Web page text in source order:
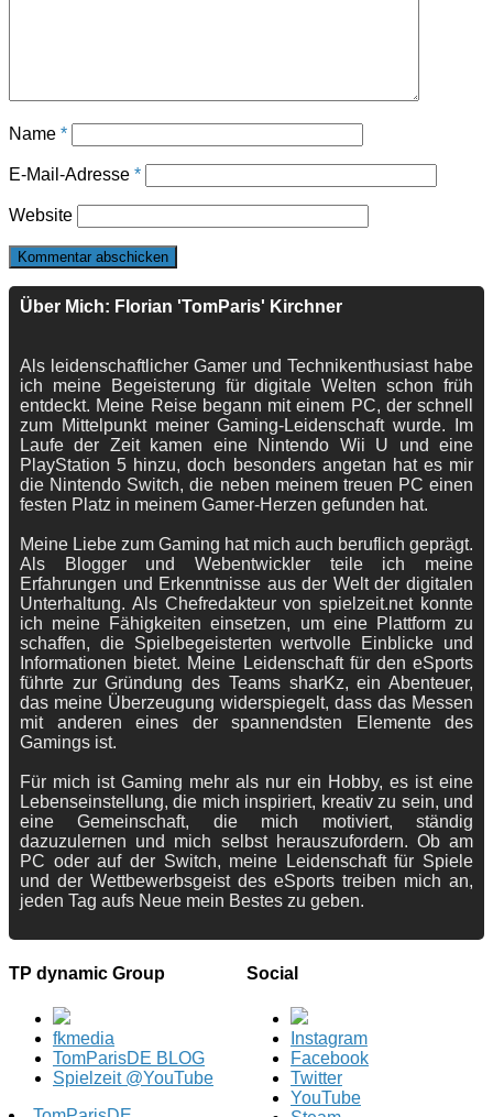
Name *
E-Mail-Adresse *
Website
Über Mich: Florian 'TomParis' Kirchner
Als leidenschaftlicher Gamer und Technikenthusiast habe
ich meine Begeisterung für digitale Welten schon früh
entdeckt. Meine Reise begann mit einem PC, der schnell
zum Mittelpunkt meiner Gaming-Leidenschaft wurde. Im
Laufe der Zeit kamen eine Nintendo Wii U und eine
PlayStation 5 hinzu, doch besonders angetan hat es mir
die Nintendo Switch, die neben meinem treuen PC einen
festen Platz in meinem Gamer-Herzen gefunden hat.
Meine Liebe zum Gaming hat mich auch beruflich geprägt.
Als Blogger und Webentwickler teile ich meine
Erfahrungen und Erkenntnisse aus der Welt der digitalen
Unterhaltung. Als Chefredakteur von spielzeit.net konnte
ich meine Fähigkeiten einsetzen, um eine Plattform zu
schaffen, die Spielbegeisterten wertvolle Einblicke und
Informationen bietet. Meine Leidenschaft für den eSports
führte zur Gründung des Teams sharKz, ein Abenteuer,
das meine Überzeugung widerspiegelt, dass das Messen
mit anderen eines der spannendsten Elemente des
Gamings ist.
Für mich ist Gaming mehr als nur ein Hobby, es ist eine
Lebenseinstellung, die mich inspiriert, kreativ zu sein, und
eine Gemeinschaft, die mich motiviert, ständig
dazuzulernen und mich selbst herauszufordern. Ob am
PC oder auf der Switch, meine Leidenschaft für Spiele
und der Wettbewerbsgeist des eSports treiben mich an,
jeden Tag aufs Neue mein Bestes zu geben.
TP dynamic Group
fkmedia
TomParisDE BLOG
Spielzeit @YouTube
Social
Instagram
Facebook
Twitter
YouTube